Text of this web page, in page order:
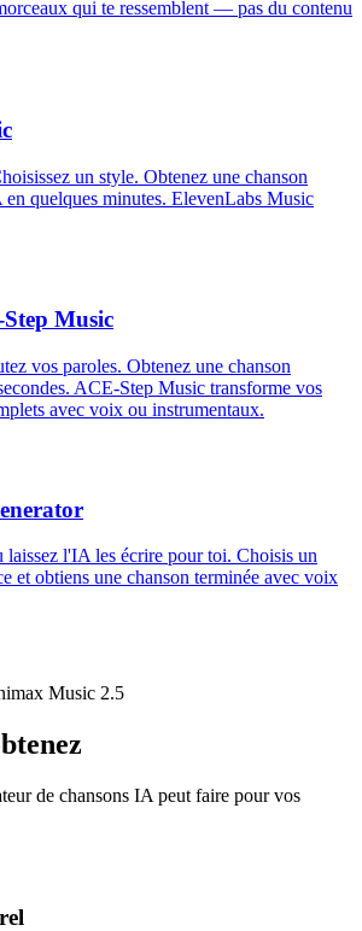
qui te ressemblent — pas du contenu
un style. Obtenez une chanson
quelques minutes. ElevenLabs Music
Music
vos paroles. Obtenez une chanson
ACE-Step Music transforme vos
avec voix ou instrumentaux.
laissez l'IA les écrire pour toi. Choisis un
et obtiens une chanson terminée avec voix
Music 2.5
de chansons IA peut faire pour vos